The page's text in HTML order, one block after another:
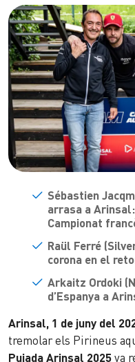
Sébastien
arrasa a
Campionat
Raül Ferré
corona en el
Arkaitz Ordoki
d’Espanya a
Arinsal, 1 de juny del
tremolar els Pirineus
Pujada Arinsal 2025va